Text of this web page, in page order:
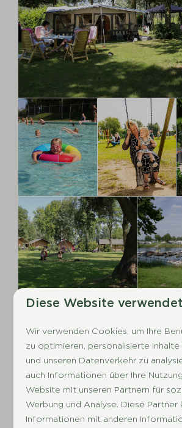
Campen auf einem
Campingplatz nahe
Im Ferienpark De Scherpenhof
Deventerauf ausgedehnten
einer Größe von 100 m² campen,
Stromanschluss und einen
Diese Website
Wir verwenden Cookies, um Ihre
zu optimieren, personalisierte
und unseren Datenverkehr zu
auch Informationen über Ihre
Website mit unseren Partnern für
Werbung und Analyse. Diese Partner
Informationen mit anderen